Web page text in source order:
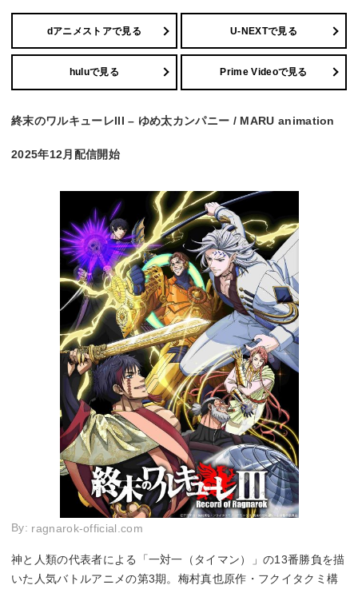
dアニメストアで見る U-NEXTで見る
huluで見る Prime Videoで見る
終末のワルキューレIII – ゆめ太カンパニー / MARU animation
2025年12月配信開始
By: ragnarok-official.com
神と人類の代表者による「一対一（タイマン）」の13番勝負を描
いた人気バトルアニメの第3期。梅村真也原作・フクイタクミ構